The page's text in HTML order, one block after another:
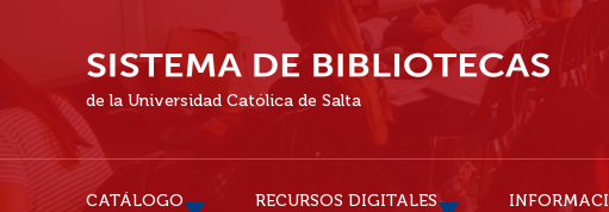
de la Universidad Católica de Salta
CATÁLOGO RECURSOS DIGITALES